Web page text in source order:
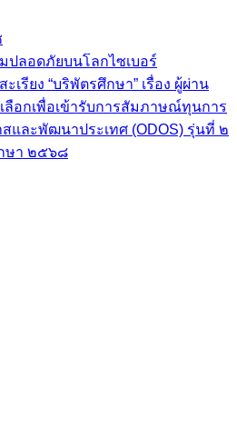
ปลอดภัยบนโลกไซเบอร์
เรียง “บริพัตรศึกษา” เรื่อง ผู้ผ่าน
ลือกเพื่อเข้ารับการสัมภาษณ์ทุนการ
และพัฒนาประเทศ (ODOS) รุ่นที่ ๒
ษา ๒๕๖๘